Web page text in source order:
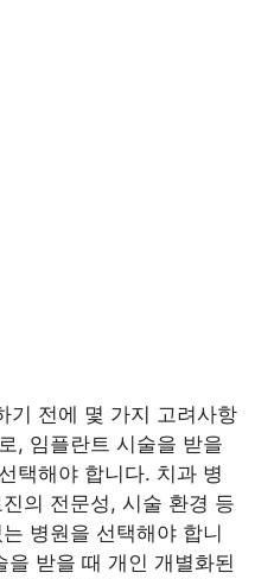
기 전에 몇 가지 고려사항
, 임플란트 시술을 받을
택해야 합니다. 치과 병
의 전문성, 시술 환경 등
병원을 선택해야 합니
받을 때 개인 개별화된